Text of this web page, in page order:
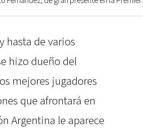
hasta de varios
hizo dueño del
mejores jugadores
que afrontará en
Argentina le aparece